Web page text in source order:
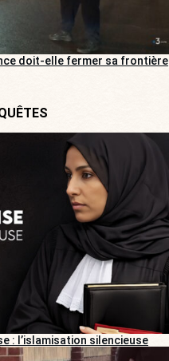
doit-elle fermer sa frontière
: l’islamisation silencieuse